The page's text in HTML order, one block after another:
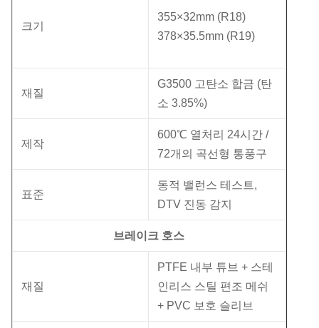
크기
355×32mm (R18)
378×35.5mm (R19)
재질
G3500 고탄소 합금 (탄
소 3.85%)
제작
600℃ 열처리 24시간 /
72개의 곡선형 통풍구
표준
동적 밸런스 테스트,
DTV 진동 감지
브레이크 호스
재질
PTFE 내부 튜브 + 스테
인리스 스틸 편조 메쉬
+ PVC 보호 슬리브